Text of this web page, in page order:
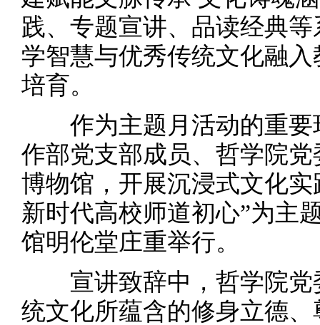
践、专题宣讲、品读经典
学智慧与优秀传统文化融
培育。
作为主题月活动的重要
作部党支部成员、哲学院
博物馆，开展沉浸式文化
新时代高校师道初心”为主
馆明伦堂庄重举行。
宣讲致辞中，哲学院党
统文化所蕴含的修身立德